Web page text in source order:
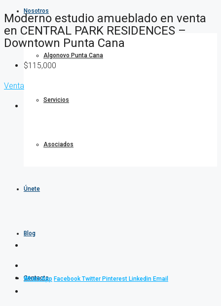
Nosotros
Algonovo Punta Cana
Servicios
Asociados
Únete
Blog
Contacto
Moderno estudio amueblado en venta
en CENTRAL PARK RESIDENCES –
Downtown Punta Cana
$115,000
Venta
WhatsApp Facebook Twitter Pinterest Linkedin Email